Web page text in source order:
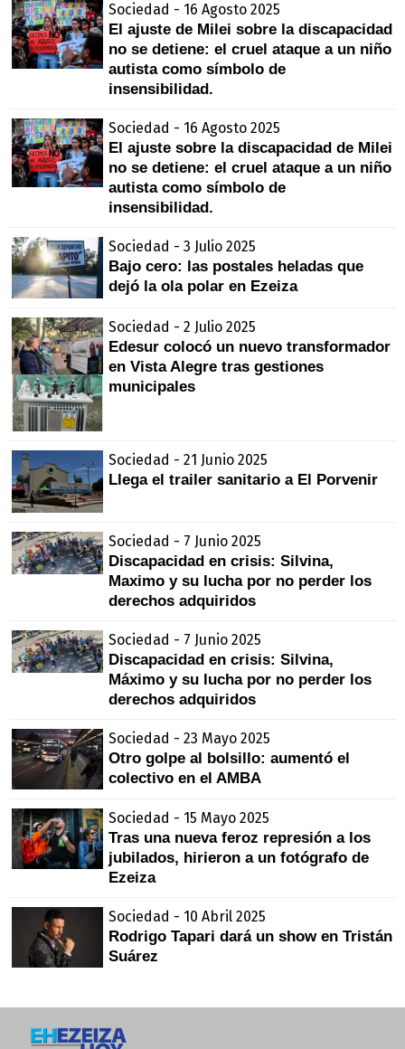
Sociedad - 16 Agosto 2025
El ajuste de Milei sobre la discapacidad
no se detiene: el cruel ataque a un niño
autista como símbolo de
insensibilidad.
Sociedad - 16 Agosto 2025
El ajuste sobre la discapacidad de Milei
no se detiene: el cruel ataque a un niño
autista como símbolo de
insensibilidad.
Sociedad - 3 Julio 2025
Bajo cero: las postales heladas que
dejó la ola polar en Ezeiza
Sociedad - 2 Julio 2025
Edesur colocó un nuevo transformador
en Vista Alegre tras gestiones
municipales
Sociedad - 21 Junio 2025
Llega el trailer sanitario a El Porvenir
Sociedad - 7 Junio 2025
Discapacidad en crisis: Silvina,
Maximo y su lucha por no perder los
derechos adquiridos
Sociedad - 7 Junio 2025
Discapacidad en crisis: Silvina,
Máximo y su lucha por no perder los
derechos adquiridos
Sociedad - 23 Mayo 2025
Otro golpe al bolsillo: aumentó el
colectivo en el AMBA
Sociedad - 15 Mayo 2025
Tras una nueva feroz represión a los
jubilados, hirieron a un fotógrafo de
Ezeiza
Sociedad - 10 Abril 2025
Rodrigo Tapari dará un show en Tristán
Suárez